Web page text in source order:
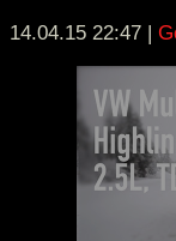
14.04.15 22:47 |